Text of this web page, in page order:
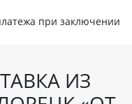
при заключении
ИЗ